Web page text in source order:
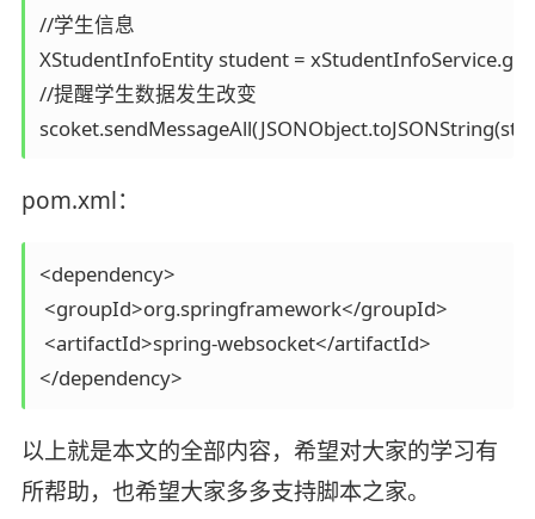
//学生信息
XStudentInfoEntity student =
//提醒学生数据发生改变
pom.xml：
<dependency>
<groupId>org.springframework</groupId>
<artifactId>spring-websocket</artifactId>
</dependency>
以上就是本文的全部内容，希望对大家的学习有
所帮助，也希望大家多多支持脚本之家。